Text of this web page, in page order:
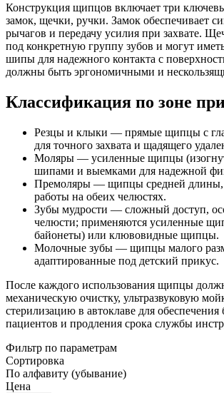
Конструкция щипцов включает три
замок, щечки, ручки. Замок обеспечивает
рычагов и передачу усилия при захвате.
под конкретную группу зубов и могут
шипы для надежного контакта с
должны быть эргономичными и
Классификация по зоне
Резцы и клыки — прямые щипцы с
для точного захвата и щадящего
Моляры — усиленные щипцы
шипами и выемками для надежной
Премоляры — щипцы средней длины,
работы на обеих челюстях.
Зубы мудрости — сложный доступ,
челюсти; применяются усиленные
байонеты) или клювовидные щипцы.
Молочные зубы — щипцы малого
адаптированные под детский прикус.
После каждого использования щипцы
механическую очистку, ультразвуковую
стерилизацию в автоклаве для обеспечения
пациентов и продления срока службы
Фильтр по параметрам
Сортировка
По алфавиту (убывание)
Цена